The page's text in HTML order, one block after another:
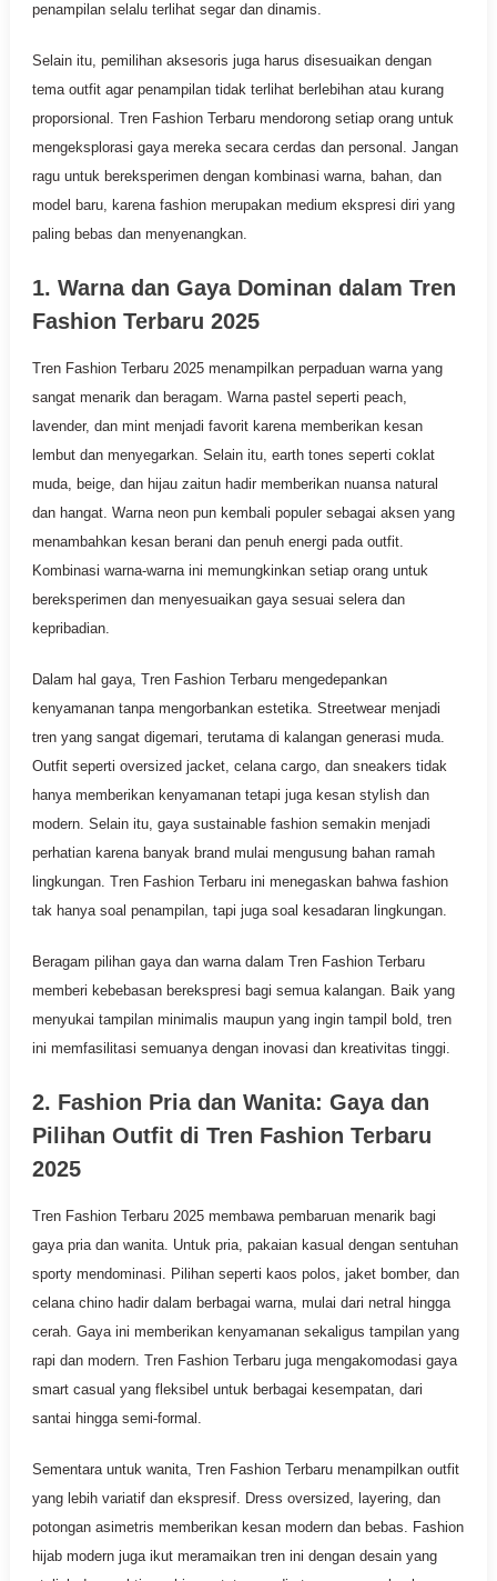
penampilan selalu terlihat segar dan dinamis.
Selain itu, pemilihan aksesoris juga harus disesuaikan dengan
tema outfit agar penampilan tidak terlihat berlebihan atau kurang
proporsional. Tren Fashion Terbaru mendorong setiap orang untuk
mengeksplorasi gaya mereka secara cerdas dan personal. Jangan
ragu untuk bereksperimen dengan kombinasi warna, bahan, dan
model baru, karena fashion merupakan medium ekspresi diri yang
paling bebas dan menyenangkan.
1. Warna dan Gaya Dominan dalam Tren
Fashion Terbaru 2025
Tren Fashion Terbaru 2025 menampilkan perpaduan warna yang
sangat menarik dan beragam. Warna pastel seperti peach,
lavender, dan mint menjadi favorit karena memberikan kesan
lembut dan menyegarkan. Selain itu, earth tones seperti coklat
muda, beige, dan hijau zaitun hadir memberikan nuansa natural
dan hangat. Warna neon pun kembali populer sebagai aksen yang
menambahkan kesan berani dan penuh energi pada outfit.
Kombinasi warna-warna ini memungkinkan setiap orang untuk
bereksperimen dan menyesuaikan gaya sesuai selera dan
kepribadian.
Dalam hal gaya, Tren Fashion Terbaru mengedepankan
kenyamanan tanpa mengorbankan estetika. Streetwear menjadi
tren yang sangat digemari, terutama di kalangan generasi muda.
Outfit seperti oversized jacket, celana cargo, dan sneakers tidak
hanya memberikan kenyamanan tetapi juga kesan stylish dan
modern. Selain itu, gaya sustainable fashion semakin menjadi
perhatian karena banyak brand mulai mengusung bahan ramah
lingkungan. Tren Fashion Terbaru ini menegaskan bahwa fashion
tak hanya soal penampilan, tapi juga soal kesadaran lingkungan.
Beragam pilihan gaya dan warna dalam Tren Fashion Terbaru
memberi kebebasan berekspresi bagi semua kalangan. Baik yang
menyukai tampilan minimalis maupun yang ingin tampil bold, tren
ini memfasilitasi semuanya dengan inovasi dan kreativitas tinggi.
2. Fashion Pria dan Wanita: Gaya dan
Pilihan Outfit di Tren Fashion Terbaru
2025
Tren Fashion Terbaru 2025 membawa pembaruan menarik bagi
gaya pria dan wanita. Untuk pria, pakaian kasual dengan sentuhan
sporty mendominasi. Pilihan seperti kaos polos, jaket bomber, dan
celana chino hadir dalam berbagai warna, mulai dari netral hingga
cerah. Gaya ini memberikan kenyamanan sekaligus tampilan yang
rapi dan modern. Tren Fashion Terbaru juga mengakomodasi gaya
smart casual yang fleksibel untuk berbagai kesempatan, dari
santai hingga semi-formal.
Sementara untuk wanita, Tren Fashion Terbaru menampilkan outfit
yang lebih variatif dan ekspresif. Dress oversized, layering, dan
potongan asimetris memberikan kesan modern dan bebas. Fashion
hijab modern juga ikut meramaikan tren ini dengan desain yang